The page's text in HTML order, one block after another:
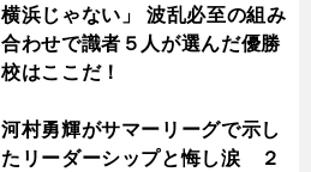
横浜じゃない」 波乱必至の組み
合わせで識者５人が選んだ優勝
校はここだ！
河村勇輝がサマーリーグで示し
たリーダーシップと悔し涙 ２